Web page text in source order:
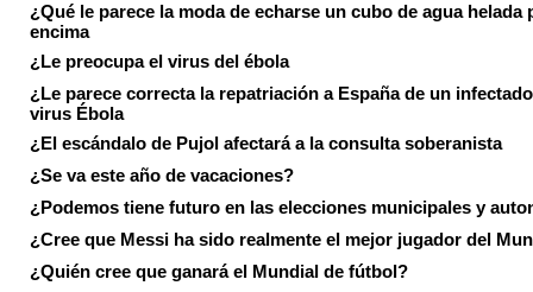
¿Qué le parece la moda de echarse un cubo de agua helada
encima
¿Le preocupa el virus del ébola
¿Le parece correcta la repatriación a España de un
virus Ébola
¿El escándalo de Pujol afectará a la consulta soberanista
¿Se va este año de vacaciones?
¿Podemos tiene futuro en las elecciones municipales y
¿Cree que Messi ha sido realmente el mejor jugador del
¿Quién cree que ganará el Mundial de fútbol?